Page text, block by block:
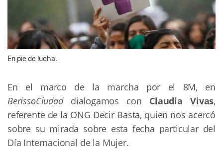
En pie de lucha.
En el marco de la marcha por el 8M, en
BerissoCiudad dialogamos con Claudia Vivas,
referente de la ONG Decir Basta, quien nos acercó
sobre su mirada sobre esta fecha particular del
Día Internacional de la Mujer.